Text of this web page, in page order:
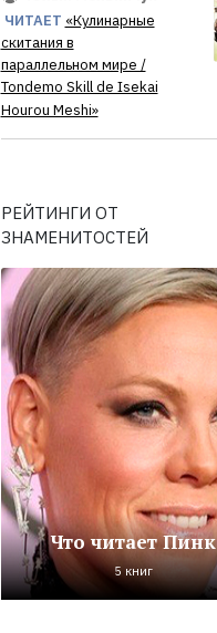
ЧИТАЕТ «Кулинарные
скитания в
параллельном мире /
Tondemo Skill de Isekai
Hourou Meshi»
РЕЙТИНГИ ОТ
ЗНАМЕНИТОСТЕЙ
Что читает Пинк
5 книг